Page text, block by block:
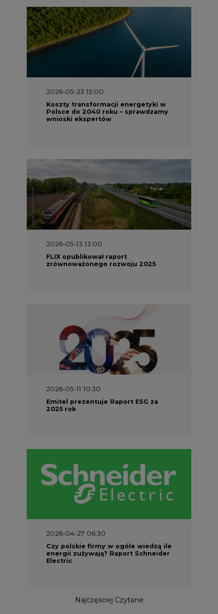
2026-05-23 15:00
Koszty transformacji energetyki w
Polsce do 2040 roku – sprawdzamy
wnioski ekspertów
2026-05-13 13:00
FLIX opublikował raport
zrównoważonego rozwoju 2025
2026-05-11 10:30
Emitel prezentuje Raport ESG za
2025 rok
2026-04-27 06:30
Czy polskie firmy w ogóle wiedzą ile
energii zużywają? Raport Schneider
Electric
Najczęściej Czytane